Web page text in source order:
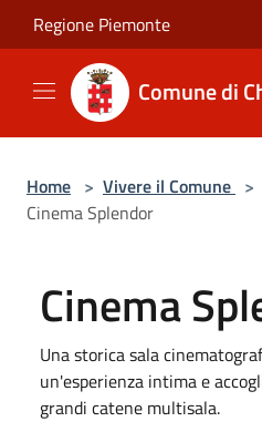
Salta al contenuto principale
Regione Piemonte
Comune di
Home > Vivere il Comune >
Cinema Splendor
Cinema
Una storica sala
un'esperienza intima e
grandi catene multisala.